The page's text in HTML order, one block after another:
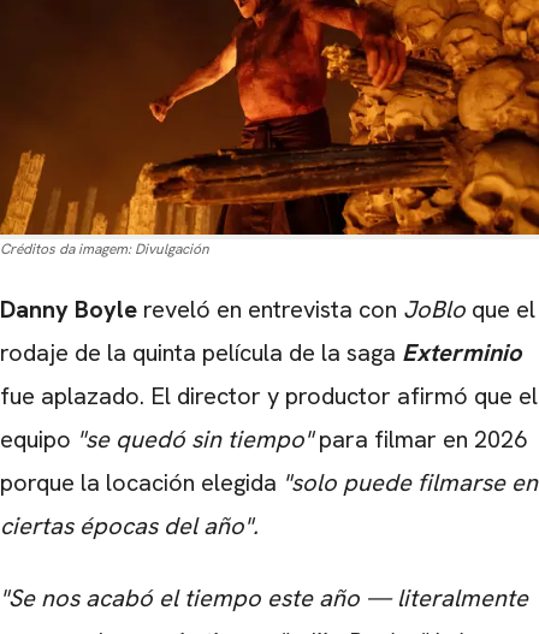
Créditos da imagem: Divulgación
Danny Boyle reveló en entrevista con JoBlo que el
rodaje de la quinta película de la saga Exterminio
fue aplazado. El director y productor afirmó que el
equipo "se quedó sin tiempo"para filmar en 2026
porque la locación elegida "solo puede filmarse en
ciertas épocas del año".
"Se nos acabó el tiempo este año — literalmente